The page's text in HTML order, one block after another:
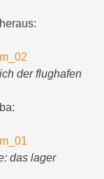
der flughafen
das lager